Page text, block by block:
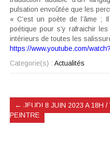
pulsation envoûtée que les
« C’est un poète de l’âme ;
poétique pour s’y rafraichir
intérieurs de toutes les
https://www.youtube.com/
Categorie(s) : Actualités
← JEUDI 8 JUIN 2023 A 18H
PEINTRE